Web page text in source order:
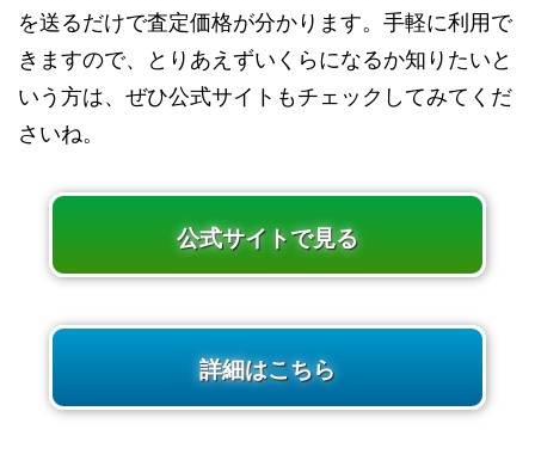
を送るだけで査定価格が分かります。手軽に利用で
きますので、とりあえずいくらになるか知りたいと
いう方は、ぜひ公式サイトもチェックしてみてくだ
さいね。
公式サイトで見る
詳細はこちら